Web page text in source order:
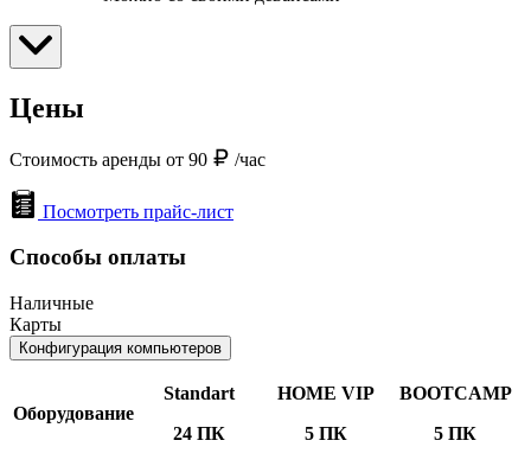
Цены
Стоимость аренды от 90 /час
Посмотреть прайс-лист
Способы оплаты
Наличные
Карты
Конфигурация компьютеров
Оборудование
Standart
24 ПК
HOME VIP
5 ПК
BOOTCAMP
5 ПК